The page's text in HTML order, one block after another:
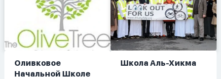
Оливковое
Начальной Школе
Школа Аль-Хикма